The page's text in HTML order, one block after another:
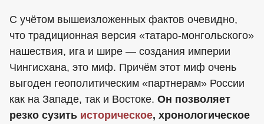
С учётом вышеизложенных фактов очевидно,
что традиционная версия «татаро-монгольского»
нашествия, ига и шире — создания империи
Чингисхана, это миф. Причём этот миф очень
выгоден геополитическим «партнерам» России
как на Западе, так и Востоке. Он позволяет
резко сузить историческое, хронологическое